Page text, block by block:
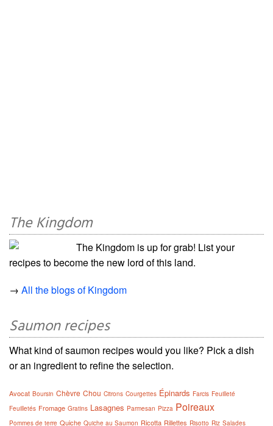
The Kingdom
The Kingdom is up for grab! List your
recipes to become the new lord of this land.
→ All the blogs of Kingdom
Saumon recipes
What kind of saumon recipes would you like? Pick a dish
or an ingredient to refine the selection.
Avocat Boursin Chèvre Chou Citrons Courgettes Épinards Farcis Feuilleté
Feuilletés Fromage Gratins Lasagnes Parmesan Pizza Poireaux
Pommes de terre Quiche Quiche au Saumon Ricotta Rillettes Risotto Riz Salades